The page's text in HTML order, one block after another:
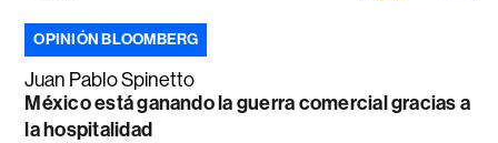
OPINIÓN BLOOMBERG
Juan Pablo Spinetto
México está ganando la guerra comercial gracias a
la hospitalidad